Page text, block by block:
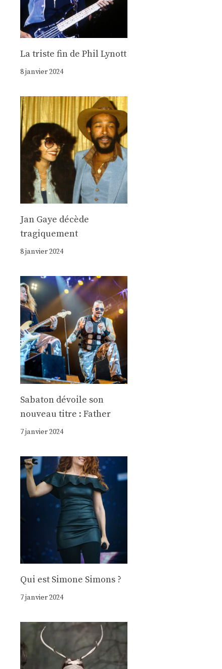
La triste fin de Phil Lynott
8 janvier 2024
Jan Gaye décède
tragiquement
8 janvier 2024
Sabaton dévoile son
nouveau titre : Father
7 janvier 2024
Qui est Simone Simons ?
7 janvier 2024